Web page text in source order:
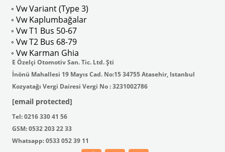
◦ Vw Variant (Type 3)
◦ Vw Kaplumbağalar
◦ Vw T1 Bus 50-67
◦ Vw T2 Bus 68-79
◦ Vw Karman Ghia
E Özelçi Otomotiv San. Tic. Ltd. Şti
İnönü Mahallesi 19 Mayıs Cad. No:15 34755 Atasehir, Istanbul
Kozyatağı Vergi Dairesi Vergi No : 3231002786
[email protected]
Tel: 0216 330 41 56
GSM: 0532 203 22 33
Whatsapp: 0533 052 39 11